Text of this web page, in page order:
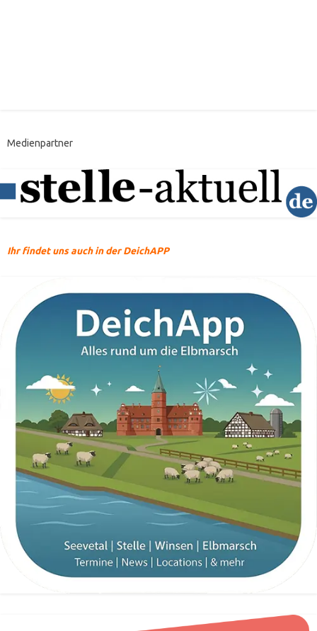
Medienpartner
Ihr findet uns auch in der DeichAPP